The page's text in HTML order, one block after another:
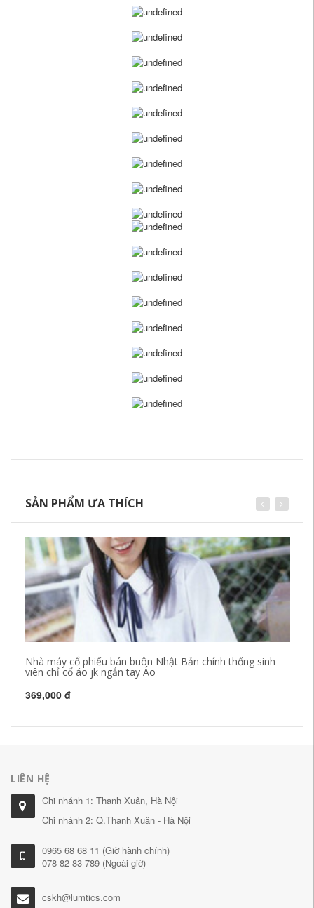
SẢN PHẨM ƯA THÍCH
Nhà máy cổ phiếu bán buôn Nhật Bản chính thống sinh
viên chỉ cổ áo jk ngắn tay Áo
369,000 đ
LIÊN HỆ
Chi nhánh 1: Thanh Xuân, Hà Nội
Chi nhánh 2: Q.Thanh Xuân - Hà Nội
0965 68 68 11 (Giờ hành chính)
078 82 83 789 (Ngoài giờ)
cskh@lumtics.com